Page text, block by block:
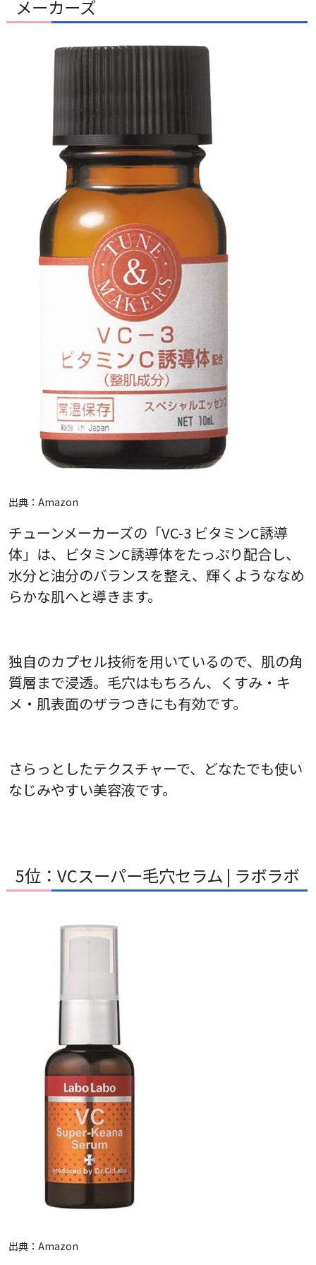
メーカーズ
出典： Amazon
チューンメーカーズの「VC-3 ビタミンC誘導
体」は、ビタミンC誘導体をたっぷり配合し、
水分と油分のバランスを整え、輝くようななめ
らかな肌へと導きます。
独自のカプセル技術を用いているので、肌の角
質層まで浸透。毛穴はもちろん、くすみ・キ
メ・肌表面のザラつきにも有効です。
さらっとしたテクスチャーで、どなたでも使い
なじみやすい美容液です。
5位：VCスーパー毛穴セラム | ラボラボ
出典： Amazon